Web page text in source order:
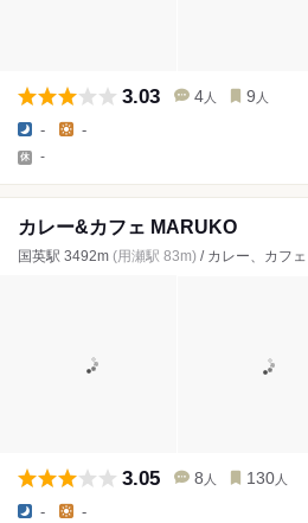
3.03 4 人 9 人
- -
-
カレー&カフェ MARUKO
国英駅 3492m (用瀬駅 83m) / カレー、カフェ
3.05 8 人 130 人
- -